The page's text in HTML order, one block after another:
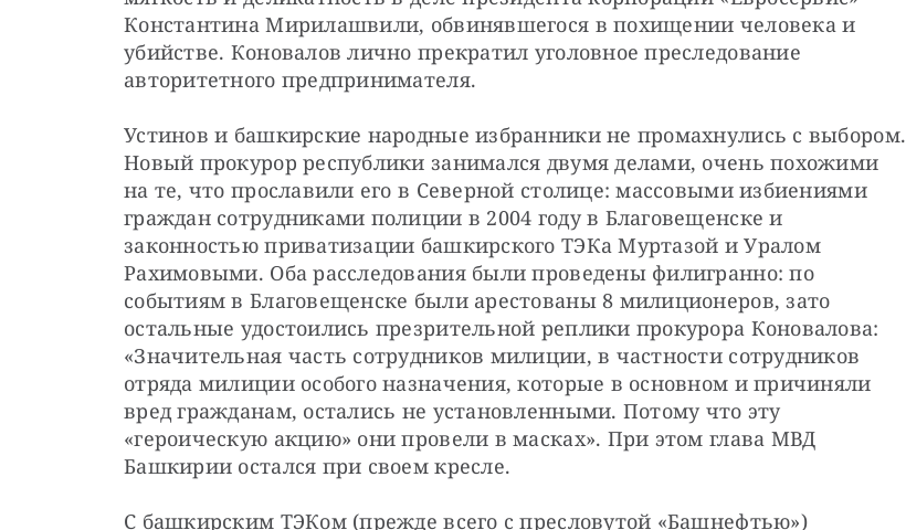
Константина Мирилашвили, обвинявшегося в похищении человека и
убийстве. Коновалов лично прекратил уголовное преследование
авторитетного предпринимателя.
Устинов и башкирские народные избранники не промахнулись с выбором.
Новый прокурор республики занимался двумя делами, очень похожими
на те, что прославили его в Северной столице: массовыми избиениями
граждан сотрудниками полиции в 2004 году в Благовещенске и
законностью приватизации башкирского ТЭКа Муртазой и Уралом
Рахимовыми. Оба расследования были проведены филигранно: по
событиям в Благовещенске были арестованы 8 милиционеров, зато
остальные удостоились презрительной реплики прокурора Коновалова:
«Значительная часть сотрудников милиции, в частности сотрудников
отряда милиции особого назначения, которые в основном и причиняли
вред гражданам, остались не установленными. Потому что эту
«героическую акцию» они провели в масках». При этом глава МВД
Башкирии остался при своем кресле.
С башкирским ТЭКом (прежде всего с пресловутой «Башнефтью»)